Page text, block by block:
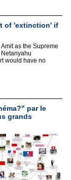
of 'extinction' if
as the Supreme
would have no
par le
grands